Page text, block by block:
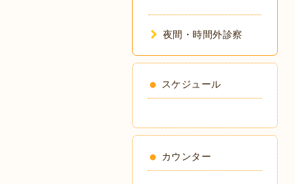
夜間・時間外診察
スケジュール
カウンター